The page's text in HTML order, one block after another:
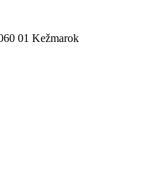
01 Kežmarok